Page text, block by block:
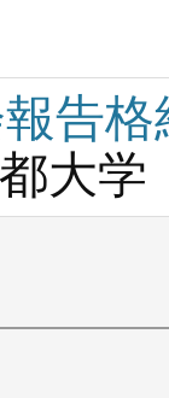
告格
大学